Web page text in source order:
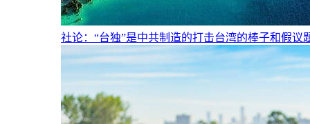
社论：“台独”是中共制造的打击台湾的棒子和假议